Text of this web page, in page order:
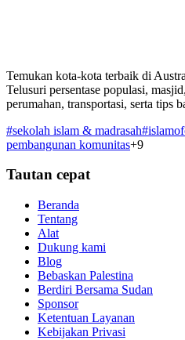
Temukan kota-kota terbaik di
Telusuri persentase populasi,
perumahan, transportasi, serta tips
#sekolah islam & madrasah#
pembangunan komunitas+9
Tautan cepat
Beranda
Tentang
Alat
Dukung kami
Blog
Bebaskan Palestina
Berdiri Bersama Sudan
Sponsor
Ketentuan Layanan
Kebijakan Privasi